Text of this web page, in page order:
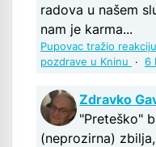
radova u našem
nam je karma...
Pupovac tražio
pozdrave u Kninu
· 6
Zdravko
"Preteško"
(neprozirna)